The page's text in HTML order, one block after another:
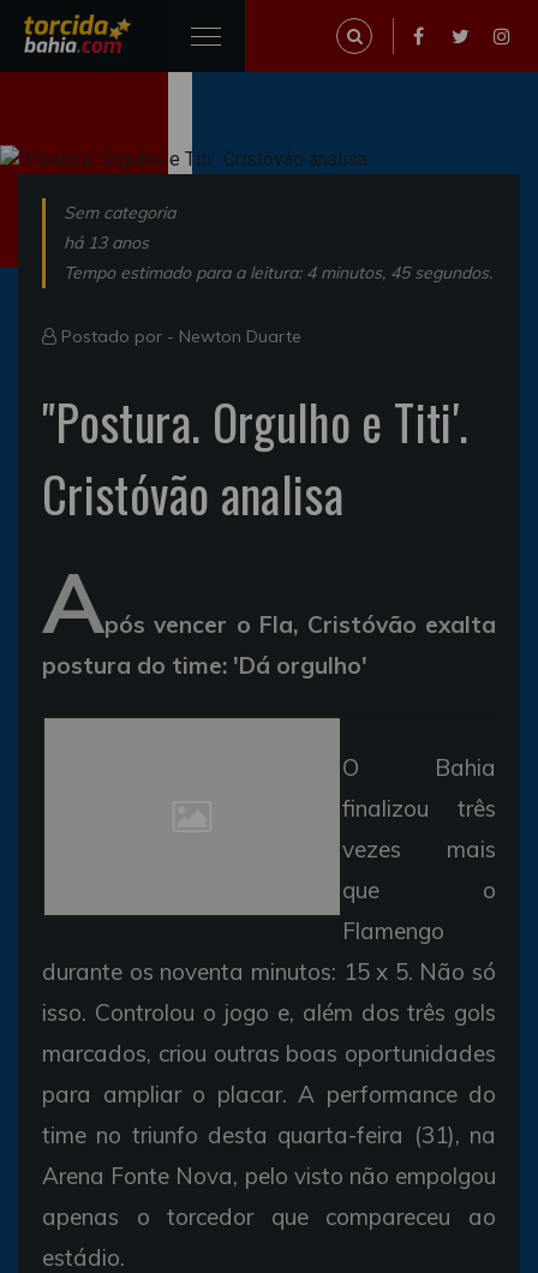
Sem categoria
há 13 anos
Tempo estimado para a leitura: 4 minutos, 45 segundos.
Postado por - Newton Duarte
"Postura. Orgulho e Titi'.
Cristóvão analisa
Após vencer o Fla, Cristóvão exalta
postura do time: 'Dá orgulho'
O Bahia
finalizou três
vezes mais
que o
Flamengo
durante os noventa minutos: 15 x 5. Não só
isso. Controlou o jogo e, além dos três gols
marcados, criou outras boas oportunidades
para ampliar o placar. A performance do
time no triunfo desta quarta-feira (31), na
Arena Fonte Nova, pelo visto não empolgou
apenas o torcedor que compareceu ao
estádio.